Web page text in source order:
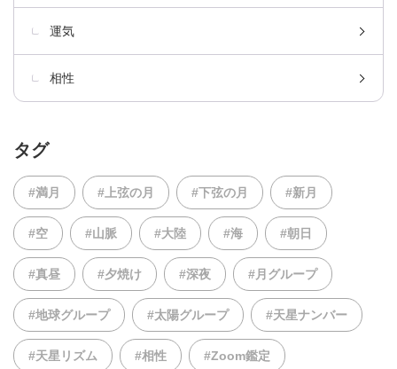
運気
相性
タグ
#満月 #上弦の月 #下弦の月 #新月
#空 #山脈 #大陸 #海 #朝日
#真昼 #夕焼け #深夜 #月グループ
#地球グループ #太陽グループ #天星ナンバー
#天星リズム #相性 #Zoom鑑定